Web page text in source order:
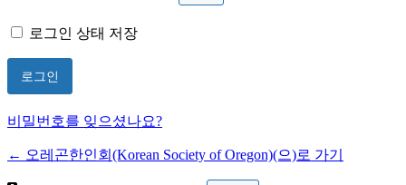
로그인 상태 저장
비밀번호를 잊으셨나요?
← 오레곤한인회(Korean Society of Oregon)(으)로 가기